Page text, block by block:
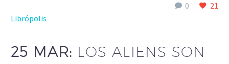
0
21
Librópolis
25 MAR: LOS ALIENS SON